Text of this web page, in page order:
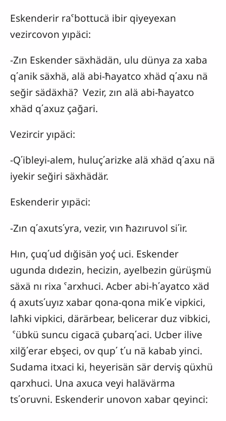
Eskenderir raˁbottucä ibir qiyeyexan
vezircovon yıpäci:
-Zın Eskender säxhädän, ulu dünya za xaba
q΄anik säxhä, alä abi-ħayatco xhäd q΄axu nä
seğir sädäxhä? Vezir, zın alä abi-ħayatco
xhäd q΄axuz çağari.
Vezircir yıpäci:
-Q΄ibleyi-alem, huluç΄arizke alä xhäd q΄axu nä
iyekir seğiri säxhädär.
Eskenderir yıpäci:
-Zın q΄axuts΄yra, vezir, vın ħazıruvol si΄ir.
Hın, çuq΄ud dığisän yoḉ uci. Eskender
ugunda dıdezin, hecizin, ayelbezin gürüşmü
säxä nı rixa ˁarxhuci. Acber abi-h΄ayatco xäd
q́ axuts΄uyız xabar qona-qona mik΄e vipkici,
laħki vipkici, därärbear, belicerar duz vibkici,
ˁübkü suncu cigacä çubarq΄aci. Ucber ilive
xilğ΄erar ebşeci, ov qup΄ t΄u nä kabab yinci.
Sudama itxaci ki, heyerisän sär derviş qüxhü
qarxhuci. Una axuca veyi halävärma
ts΄oruvni. Eskenderir unovon xabar qeyinci: